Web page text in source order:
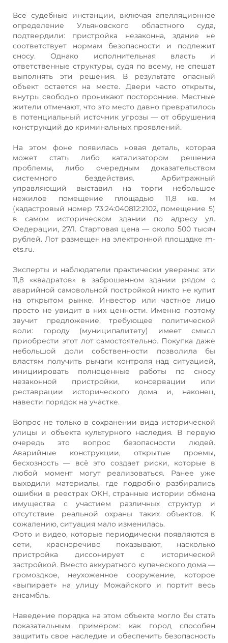
Все судебные инстанции, включая апелляционное
определение Ульяновского областного суда,
подтвердили: пристройка незаконна, здание не
соответствует нормам безопасности и подлежит
сносу. Однако исполнительная власть и
ответственные структуры, судя по всему, не спешат
выполнять эти решения. В результате опасный
объект остается на месте. Двери часто открыты,
внутрь свободно проникают посторонние. Местные
жители отмечают, что это место давно превратилось
в потенциальный источник угрозы — от обрушения
конструкций до криминальных проявлений.
На этом фоне появилась новая деталь, которая
может стать либо катализатором решения
проблемы, либо очередным доказательством
системного бездействия. Арбитражный
управляющий выставил на торги небольшое
нежилое помещение площадью 11,8 кв. м
(кадастровый номер 73:24:040812:2102, помещение 5)
в самом историческом здании по адресу ул.
Федерации, 27/1. Стартовая цена — около 500 тысяч
рублей. Лот размещен на электронной площадке m-
ets.ru.
Эксперты и наблюдатели практически уверены: эти
11,8 «квадратов» в заброшенном здании рядом с
аварийной самовольной постройкой никто не купит
на открытом рынке. Инвестор или частное лицо
просто не увидит в них ценности. Именно поэтому
звучит предложение, требующее политической
воли: городу (муниципалитету) имеет смысл
приобрести этот лот самостоятельно. Покупка даже
небольшой доли собственности позволила бы
властям получить рычаги контроля над ситуацией,
инициировать полноценные работы по сносу
незаконной пристройки, консервации или
реставрации исторического дома и, наконец,
навести порядок на участке.
Вопрос не только в сохранении вида исторической
улицы и объекта культурного наследия. В первую
очередь это вопрос безопасности людей.
Аварийные конструкции, открытые проемы,
бесхозность — всё это создает риски, которые в
любой момент могут реализоваться. Ранее уже
выходили материалы, где подробно разбирались
ошибки в реестрах ОКН, странные истории обмена
имущества с участием различных структур и
отсутствие реальной охраны таких объектов. К
сожалению, ситуация мало изменилась.
Фото и видео, которые периодически появляются в
сети, красноречиво показывают, насколько
пристройка диссонирует с исторической
застройкой. Вместо аккуратного купеческого дома —
громоздкое, неухоженное сооружение, которое
«выпирает» на улицу Можайского и портит весь
ансамбль.
Наведение порядка на этом объекте могло бы стать
показательным примером: как город способен
защитить свое наследие и обеспечить безопасность